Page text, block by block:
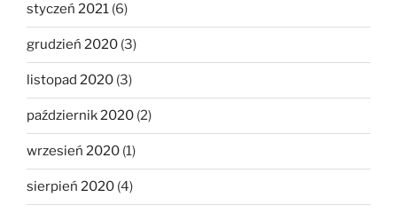
styczeń 2021 (6)
grudzień 2020 (3)
listopad 2020 (3)
październik 2020 (2)
wrzesień 2020 (1)
sierpień 2020 (4)